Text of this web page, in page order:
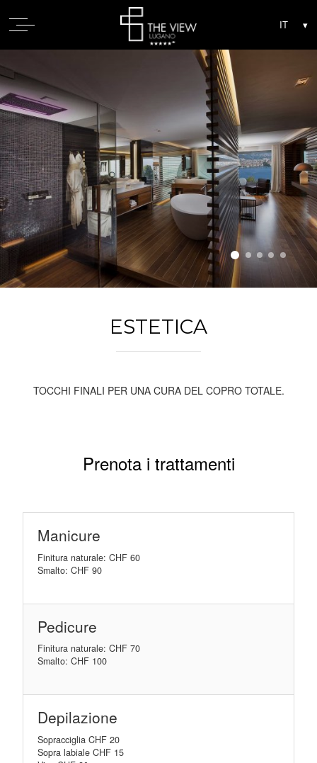
ESTETICA
TOCCHI FINALI PER UNA CURA DEL COPRO TOTALE.
Prenota i trattamenti
Manicure
Finitura naturale: CHF 60
Smalto: CHF 90
Pedicure
Finitura naturale: CHF 70
Smalto: CHF 100
Depilazione
Sopracciglia CHF 20
Sopra labiale CHF 15